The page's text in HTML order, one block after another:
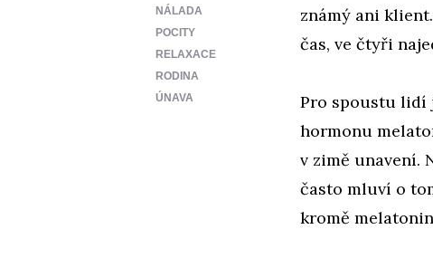
NÁLADA
POCITY
RELAXACE
RODINA
ÚNAVA
známý ani
čas, ve čtyři
Pro spoustu lidí
hormonu
v zimě unavení.
často mluví o
kromě